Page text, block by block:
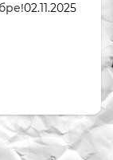
02.11.2025